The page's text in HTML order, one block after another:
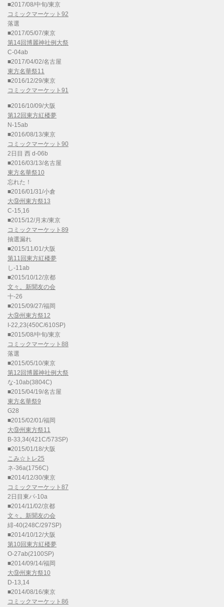
■2017/08/中旬/東京
コミックマーケット92
落選
■2017/05/07/東京
第14回博麗神社例大祭
C-04ab
■2017/04/02/名古屋
東方名華祭11
■2016/12/29/東京
コミックマーケット91
■2016/10/09/大阪
第12回東方紅楼夢
N-15ab
■2016/08/13/東京
コミックマーケット90
2日目 西 d-06b
■2016/03/13/名古屋
東方名華祭10
忘れた！
■2016/01/31/小倉
大⑨州東方祭13
C-15,16
■2015/12/月末/東京
コミックマーケット89
抽選漏れ
■2015/11/01/大阪
第11回東方紅楼夢
し-11ab
■2015/10/12/京都
文々。新聞友の会
十-26
■2015/09/27/福岡
大⑨州東方祭12
I-22,23(450C/610SP)
■2015/08/中旬/東京
コミックマーケット88
落選
■2015/05/10/東京
第12回博麗神社例大祭
な-10ab(3804C)
■2015/04/19/名古屋
東方名華祭9
G28
■2015/02/01/福岡
大⑨州東方祭11
B-33,34(421C/573SP)
■2015/01/18/大阪
こみ☆トレ25
ネ-36a(1756C)
■2014/12/30/東京
コミックマーケット87
2日目東パ-10a
■2014/11/02/京都
文々。新聞友の会
緋-40(248C/297SP)
■2014/10/12/大阪
第10回東方紅楼夢
O-27ab(2100SP)
■2014/09/14/福岡
大⑨州東方祭10
D-13,14
■2014/08/16/東京
コミックマーケット86